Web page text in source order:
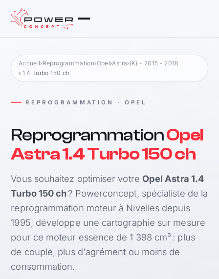
Accueil›Reprogrammation›Opel›Astra›(K) - 2015 - 2018
› 1.4 Turbo 150 ch
REPROGRAMMATION · OPEL
ReprogrammationOpel
Astra 1.4 Turbo 150 ch
Vous souhaitez optimiser votre Opel Astra 1.4
Turbo 150 ch? Powerconcept, spécialiste de la
reprogrammation moteur à Nivelles depuis
1995, développe une cartographie sur mesure
pour ce moteur essence de 1 398 cm³ : plus
de couple, plus d'agrément ou moins de
consommation.